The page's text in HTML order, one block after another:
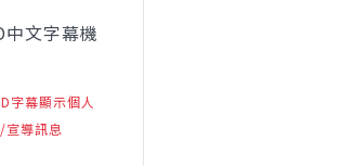
中文字幕機
字幕顯示個人
/宣導訊息